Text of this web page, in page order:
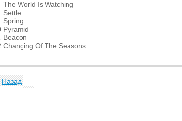
The World Is Watching
Settle
Spring
Pyramid
Beacon
Changing Of The Seasons
Назад